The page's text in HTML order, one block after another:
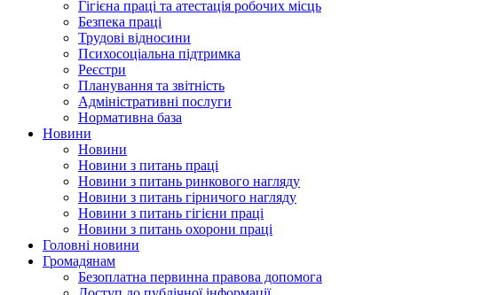
Гігієна праці та атестація робочих місць
Безпека праці
Трудові відносини
Психосоціальна підтримка
Реєстри
Планування та звітність
Адміністративні послуги
Нормативна база
Новини
Новини
Новини з питань праці
Новини з питань ринкового нагляду
Новини з питань гірничого нагляду
Новини з питань гігієни праці
Новини з питань охорони праці
Головні новини
Громадянам
Безоплатна первинна правова допомога